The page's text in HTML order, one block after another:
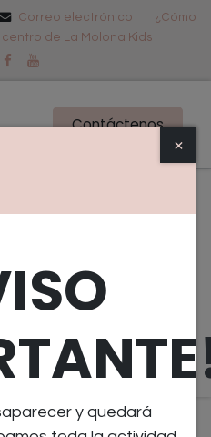
Correo electrónico
¿Cómo
de La Molona Kids
Contáctenos
De 2 a 7 años ×
×
y quedará